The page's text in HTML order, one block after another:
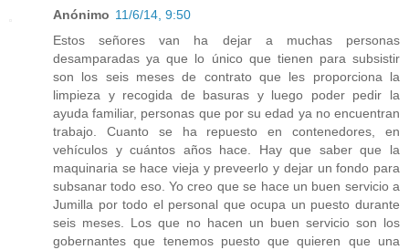
Anónimo 11/6/14, 9:50
Estos señores van ha dejar a muchas personas
desamparadas ya que lo único que tienen para subsistir
son los seis meses de contrato que les proporciona la
limpieza y recogida de basuras y luego poder pedir la
ayuda familiar, personas que por su edad ya no encuentran
trabajo. Cuanto se ha repuesto en contenedores, en
vehículos y cuántos años hace. Hay que saber que la
maquinaria se hace vieja y preveerlo y dejar un fondo para
subsanar todo eso. Yo creo que se hace un buen servicio a
Jumilla por todo el personal que ocupa un puesto durante
seis meses. Los que no hacen un buen servicio son los
gobernantes que tenemos puesto que quieren que una